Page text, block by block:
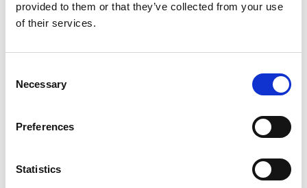
provided to them or that they’ve collected from your use
of their services.
Selection
Necessary
Preferences
Statistics
Repubblica Ceca